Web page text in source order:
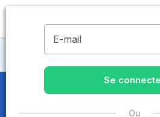
Maisons de retraite Pas-de-
Maisons de
E-mail
Se
Ou